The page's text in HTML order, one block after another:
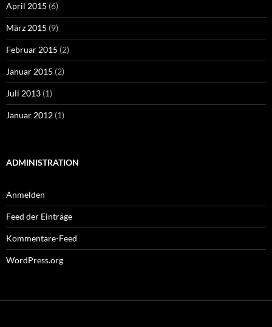
April 2015 (6)
März 2015 (9)
Februar 2015 (2)
Januar 2015 (2)
Juli 2013 (1)
Januar 2012 (1)
ADMINISTRATION
Anmelden
Feed der Einträge
Kommentare-Feed
WordPress.org